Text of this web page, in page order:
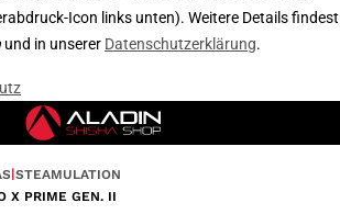
Icon links unten). Weitere Details findest
und in unserer Datenschutzerklärung.
STEAMULATION
X PRIME GEN. II